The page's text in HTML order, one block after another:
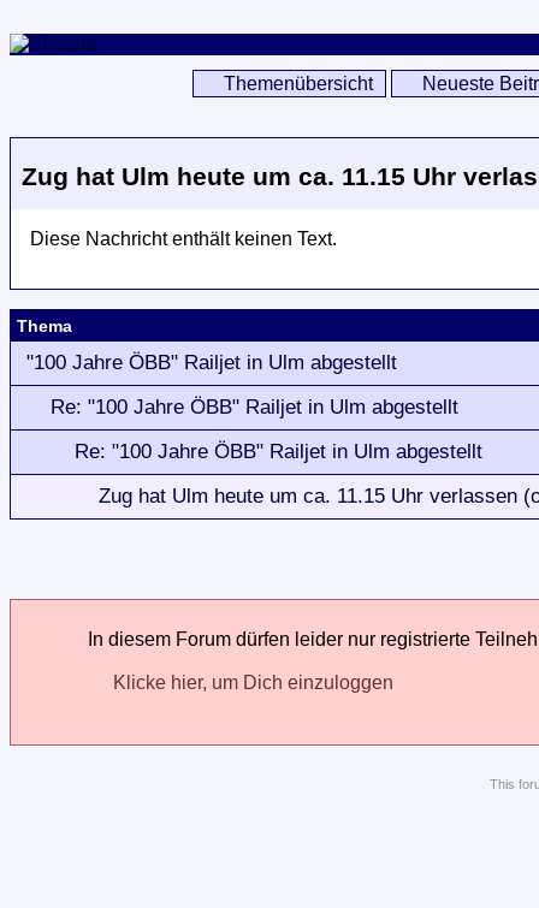
Themenübersicht Neueste
Zug hat Ulm heute um ca. 11.15 Uhr
Diese Nachricht enthält keinen Text.
Thema
"100 Jahre ÖBB" Railjet in Ulm abgestellt
Re: "100 Jahre ÖBB" Railjet in Ulm abgestellt
Re: "100 Jahre ÖBB" Railjet in Ulm abgestellt
Zug hat Ulm heute um ca. 11.15 Uhr verlassen
In diesem Forum dürfen leider nur registrierte
Klicke hier, um Dich einzuloggen
This